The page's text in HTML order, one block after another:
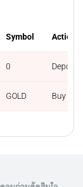
Symbol Action
0 Deposit
GOLD Buy